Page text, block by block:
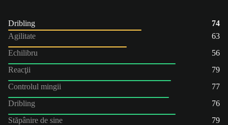
Dribling
74
Agilitate
63
Echilibru
56
Reacţii
79
Controlul mingii
77
Dribling
76
Stăpânire de sine
79